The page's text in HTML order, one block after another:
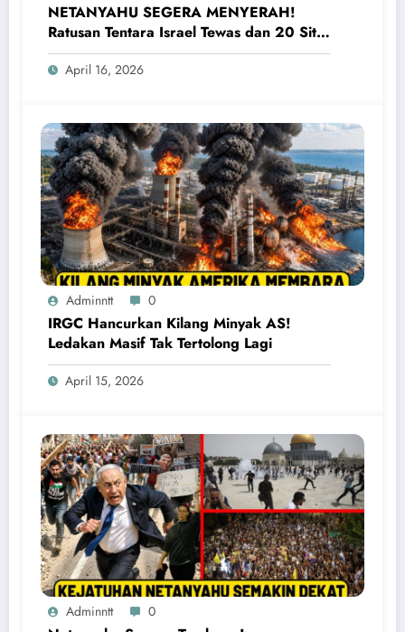
NETANYAHU SEGERA MENYERAH!
Ratusan Tentara Israel Tewas dan 20 Situs
Penting Meledak
April 16, 2026
Adminntt 0
IRGC Hancurkan Kilang Minyak AS!
Ledakan Masif Tak Tertolong Lagi
April 15, 2026
Adminntt 0